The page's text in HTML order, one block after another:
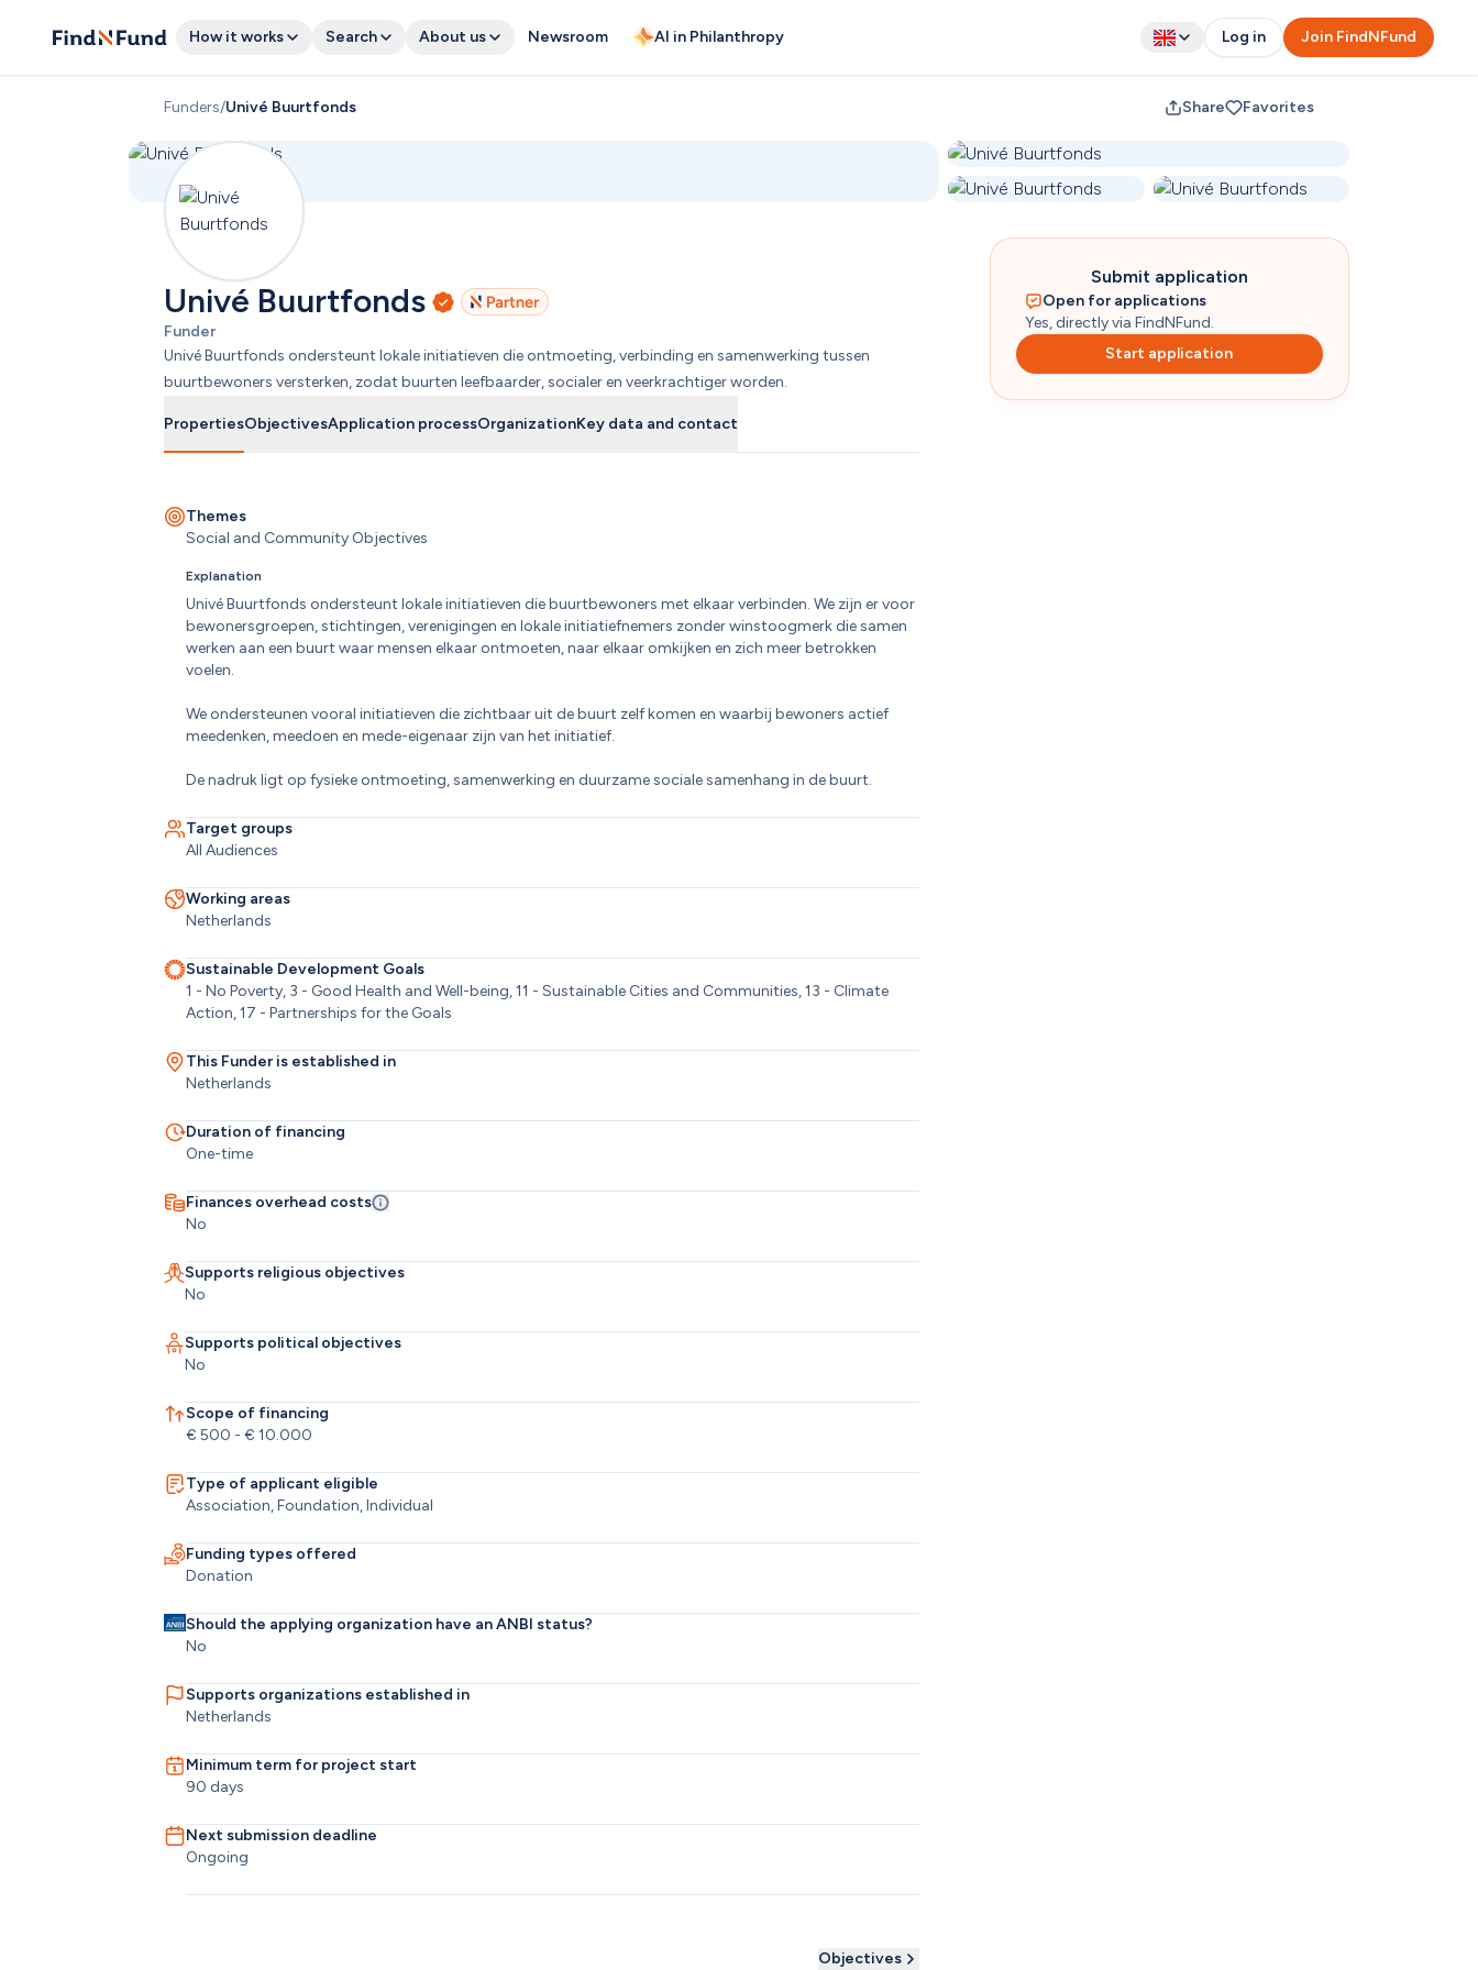
How it works Search About us Newsroom AI in Philanthropy Log in Join FindNFund
Funders/Univé Buurtfonds Share Favorites
Univé Buurtfonds
Funder
Univé Buurtfonds ondersteunt lokale initiatieven die ontmoeting, verbinding en samenwerking tussen
buurtbewoners versterken, zodat buurten leefbaarder, socialer en veerkrachtiger worden.
PropertiesObjectivesApplication processOrganizationKey data and contact
Themes
Social and Community Objectives
Explanation
Univé Buurtfonds ondersteunt lokale initiatieven die buurtbewoners met elkaar verbinden. We zijn er voor
bewonersgroepen, stichtingen, verenigingen en lokale initiatiefnemers zonder winstoogmerk die samen
werken aan een buurt waar mensen elkaar ontmoeten, naar elkaar omkijken en zich meer betrokken
voelen.
We ondersteunen vooral initiatieven die zichtbaar uit de buurt zelf komen en waarbij bewoners actief
meedenken, meedoen en mede-eigenaar zijn van het initiatief.
De nadruk ligt op fysieke ontmoeting, samenwerking en duurzame sociale samenhang in de buurt.
Target groups
All Audiences
Working areas
Netherlands
Sustainable Development Goals
1 - No Poverty, 3 - Good Health and Well-being, 11 - Sustainable Cities and Communities, 13 - Climate
Action, 17 - Partnerships for the Goals
This Funder is established in
Netherlands
Duration of financing
One-time
Finances overhead costs
No
Supports religious objectives
No
Supports political objectives
No
Scope of financing
€ 500 - € 10.000
Type of applicant eligible
Association, Foundation, Individual
Funding types offered
Donation
Should the applying organization have an ANBI status?
No
Supports organizations established in
Netherlands
Minimum term for project start
90 days
Next submission deadline
Ongoing
Objectives
Submit application
Open for applications
Yes, directly via FindNFund.
Start application